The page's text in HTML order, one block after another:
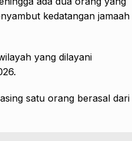
kedatangan jamaah
yang dilayani
satu orang berasal dari